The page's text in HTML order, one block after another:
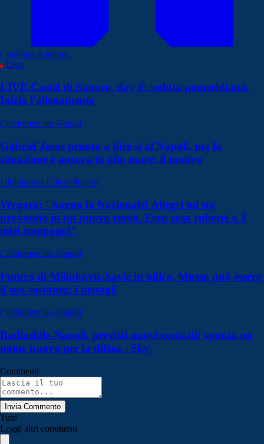
Continua la lettura
Live
LIVE Castel di Sangro, day 8: seduta pomeridiana.
Inizia l'allenamento
Calciomercato Napoli
Gabriel Jesus pronto a dire sì al Napoli, ma la
situazione è ancora in alto mare: il motivo
Ultimissime Calcio Napoli
Vergara: "Sogno la Nazionale! Allegri mi sta
provando in un nuovo ruolo. Ecco cosa ruberei a 3
miei compagni"
Calciomercato Napoli
Futuro di Milinkovic-Savic in bilico, Musso può essere
il suo sostituto: i dettagli
Calciomercato Napoli
Badiashile-Napoli, previsti nuovi contatti: spunta un
nome nuovo per la difesa - Sky
Commenti
Invia Commento
Tutti
Leggi altri commenti